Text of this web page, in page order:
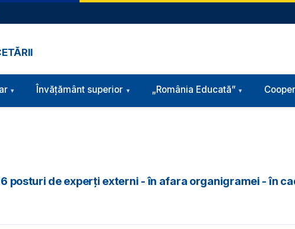
Învățământ superior „România Educată”
posturi de experți externi - în afara organigramei - în